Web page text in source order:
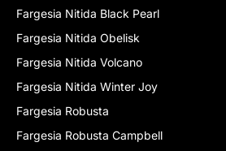
Fargesia Nitida Black Pearl
Fargesia Nitida Obelisk
Fargesia Nitida Volcano
Fargesia Nitida Winter Joy
Fargesia Robusta
Fargesia Robusta Campbell